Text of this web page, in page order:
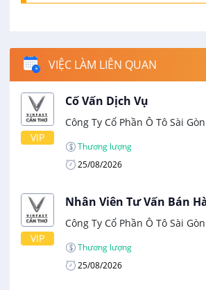
VIỆC LÀM LIÊN QUAN
VIP
Cố Vấn Dịch Vụ
Công Ty Cổ Phần Ô Tô Sài
Thương lượng
25/08/2026
VIP
Nhân Viên Tư Vấn Bán
Công Ty Cổ Phần Ô Tô Sài
Thương lượng
25/08/2026